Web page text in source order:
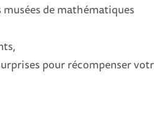
musées de mathématiques
pour récompenser